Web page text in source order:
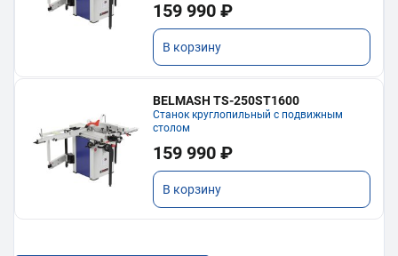
159 990 ₽
В корзину
BELMASH TS-250ST1600
Станок круглопильный с подвижным
столом
159 990 ₽
В корзину